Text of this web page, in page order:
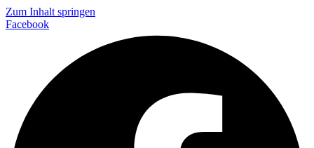
Zum Inhalt springen
Facebook